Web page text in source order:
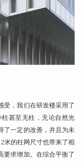
受，我们在研发楼采用了
柱甚至无柱，无论自然光
了一定的改善，并且为未
2米的柱网尺寸也带来了相
要求增加。在综合平衡了